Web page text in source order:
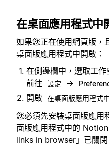
在桌面應用程式中
如果您正在使用網頁版
桌面版應用程式中開啟：
在側邊欄中，選取工作
前往
設定 →
開啟 在桌面版應用程式
您必須先安裝桌面版應用
面版應用程式中的
links in browser」已關閉